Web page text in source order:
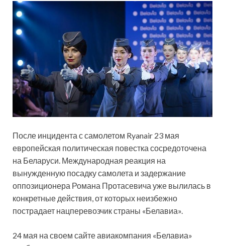
После инцидента с самолетом Ryanair 23 мая
европейская политическая повестка сосредоточена
на Беларуси. Международная реакция на
вынужденную посадку самолета и задержание
оппозиционера Романа Протасевича уже вылилась в
конкретные действия, от которых неизбежно
пострадает нацперевозчик страны «Белавиа».
24 мая на своем сайте авиакомпания «Белавиа»